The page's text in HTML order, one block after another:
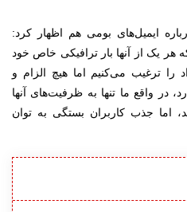
ایمیل‌های بومی هم اظهار کرد:
هر یک از آنها بار ترافیکی خاص خود
را ترغیب می‌کنیم اما هیچ الزام و
در واقع ما تنها به ظرفیت‌های آنها
اما جذب کاربران بستگی به توان